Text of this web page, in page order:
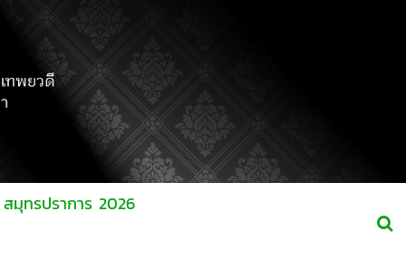
มุทรปราการ 2026